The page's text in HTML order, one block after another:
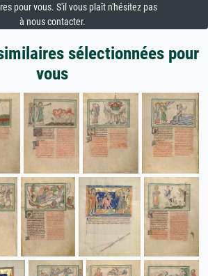
pour vous. S'il vous plaît n'hésitez pas
à nous contacter.
sélectionnées pour
vous